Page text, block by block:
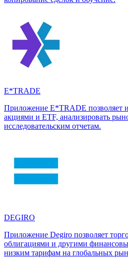
E*TRADE
Приложение E*TRADE позволяет
акциями и ETF, анализировать
исследовательским отчетам.
DEGIRO
Приложение Degiro позволяет
облигациями и другими
низким тарифам на глобальных